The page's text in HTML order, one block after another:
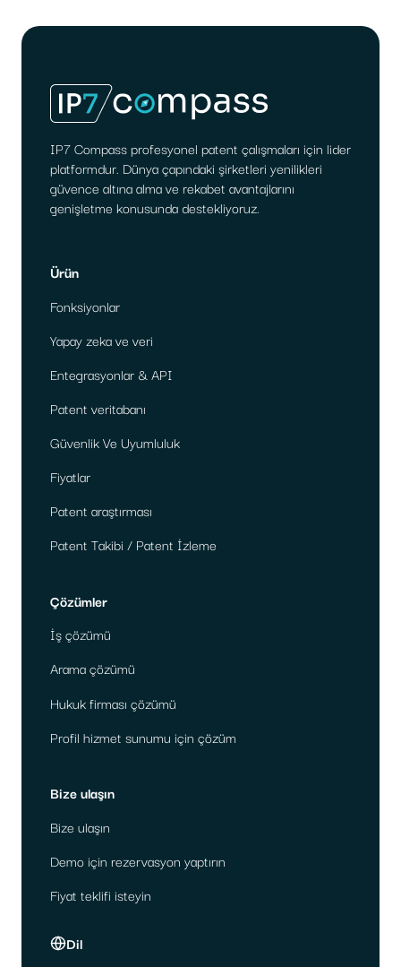
IP7 Compass profesyonel patent çalışmaları için lider
platformdur. Dünya çapındaki şirketleri yenilikleri
güvence altına alma ve rekabet avantajlarını
genişletme konusunda destekliyoruz.
Ürün
Fonksiyonlar
Yapay zeka ve veri
Entegrasyonlar & API
Patent veritabanı
Güvenlik Ve Uyumluluk
Fiyatlar
Patent araştırması
Patent Takibi / Patent İzleme
Çözümler
İş çözümü
Arama çözümü
Hukuk firması çözümü
Profil hizmet sunumu için çözüm
Bize ulaşın
Bize ulaşın
Demo için rezervasyon yaptırın
Fiyat teklifi isteyin
Dil